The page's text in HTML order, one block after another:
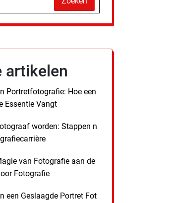
artikelen
Portretfotografie: Hoe een
Essentie Vangt
worden: Stappen n
van Fotografie aan de
Fotografie
een Geslaagde Portret Fot